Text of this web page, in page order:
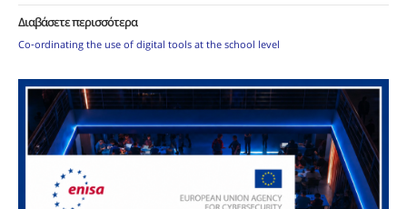
Διαβάσετε περισσότερα
Co‑ordinating the use of digital tools at the school level